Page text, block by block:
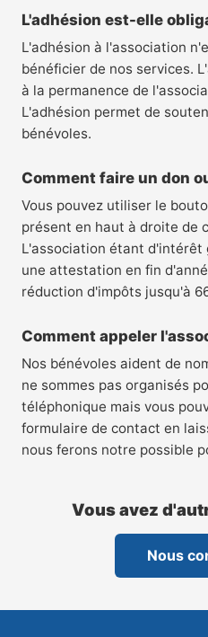
L'adhésion est-elle
L'adhésion à l'association
bénéficier de nos services.
à la permanence de
L'adhésion permet de
bénévoles.
Comment faire un don
Vous pouvez utiliser le
présent en haut à droite de
L'association étant d'intérêt
une attestation en fin
réduction d'impôts jusqu'à
Comment appeler
Nos bénévoles aident de
ne sommes pas organisés
téléphonique mais vous
formulaire de contact en
nous ferons notre possible
Vous avez
Nous